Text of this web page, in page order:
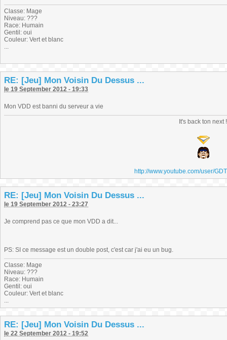
Classe: Mage
Niveau: ???
Race: Humain
Gentil: oui
Couleur: Vert et blanc
...
RE: [Jeu] Mon Voisin Du Dessus ...
le 19 September 2012 - 19:33
Mon VDD est banni du serveur a vie
It's back ton next !
http://www.youtube.com/user/
RE: [Jeu] Mon Voisin Du Dessus ...
le 19 September 2012 - 23:27
Je comprend pas ce que mon VDD a dit...
PS: SI ce message est un double post, c'est car j'ai eu un bug.
Classe: Mage
Niveau: ???
Race: Humain
Gentil: oui
Couleur: Vert et blanc
...
RE: [Jeu] Mon Voisin Du Dessus ...
le 22 September 2012 - 19:52